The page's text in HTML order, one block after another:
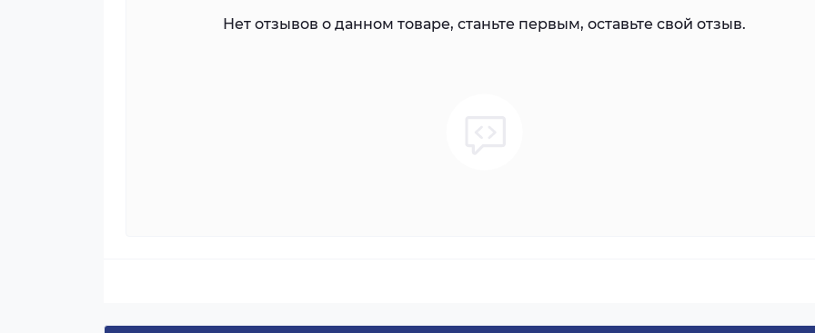
Нет отзывов о данном товаре, станьте первым, оставьте свой отзыв.